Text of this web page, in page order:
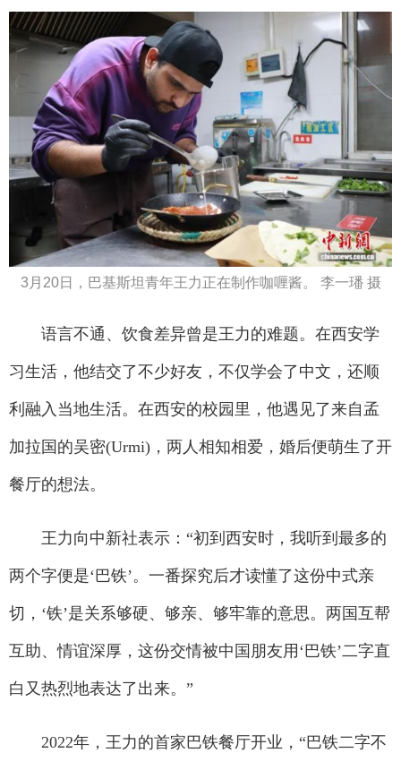
3月20日，巴基斯坦青年王力正在制作咖喱酱。 李一璠 摄
语言不通、饮食差异曾是王力的难题。在西安学
习生活，他结交了不少好友，不仅学会了中文，还顺
利融入当地生活。在西安的校园里，他遇见了来自孟
加拉国的吴密(Urmi)，两人相知相爱，婚后便萌生了开
餐厅的想法。
王力向中新社表示：“初到西安时，我听到最多的
两个字便是‘巴铁’。一番探究后才读懂了这份中式亲
切，‘铁’是关系够硬、够亲、够牢靠的意思。两国互帮
互助、情谊深厚，这份交情被中国朋友用‘巴铁’二字直
白又热烈地表达了出来。”
2022年，王力的首家巴铁餐厅开业，“巴铁二字不